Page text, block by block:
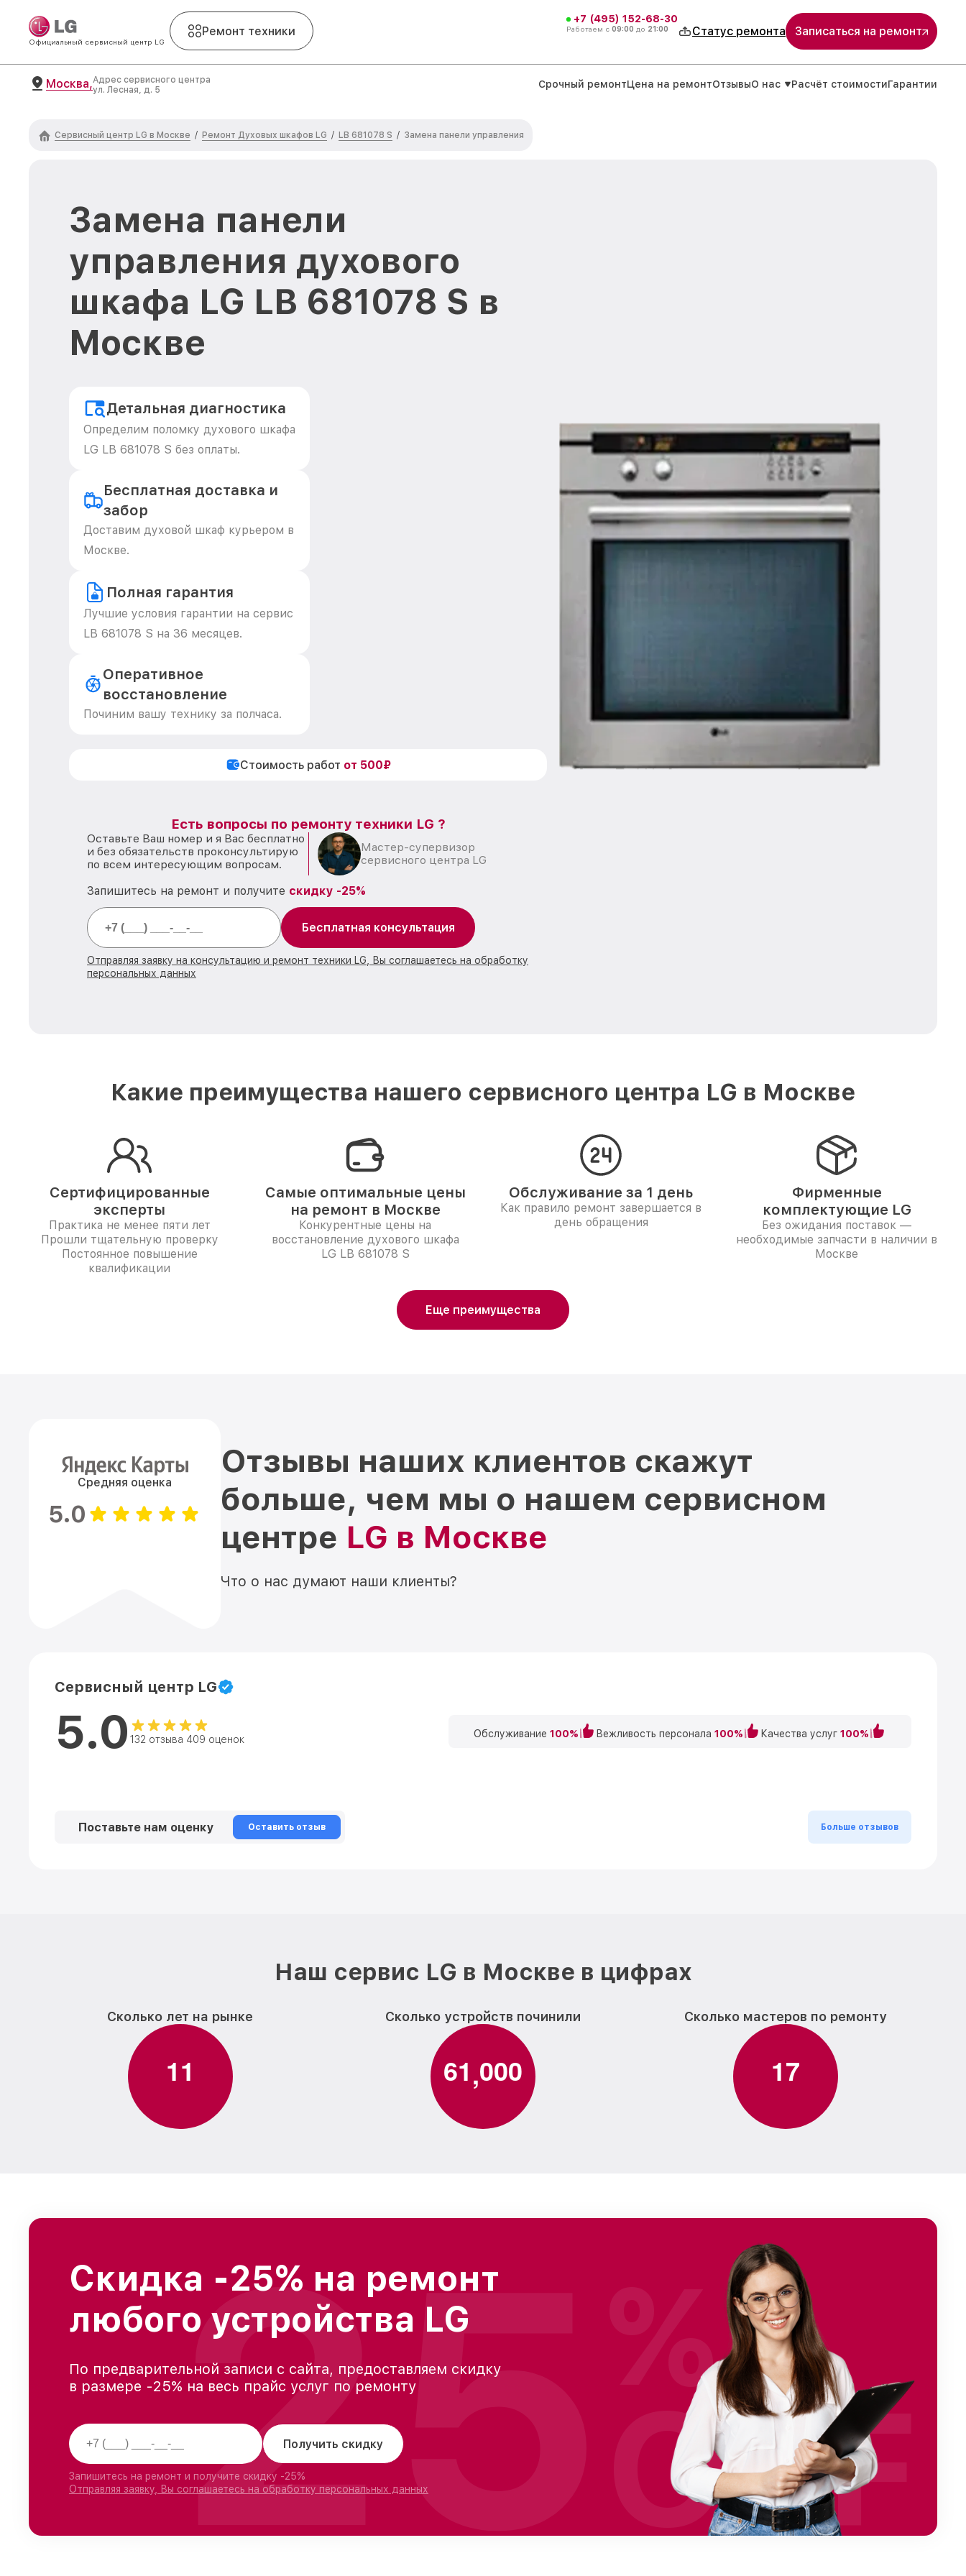
Официальный сервисный центр LG
Ремонт техники
+7 (495) 152-68-30
Работаем с 09:00 до 21:00 Статус ремонта Записаться на ремонт
Москва,Адрес сервисного центра
ул. Лесная, д. 5
Срочный ремонтЦена на ремонтОтзывыО нас Расчёт стоимостиГарантии
Сервисный центр LG в Москве / Ремонт Духовых шкафов LG / LB 681078 S / Замена панели управления
Замена панели
управления духового
шкафа LG LB 681078 S в
Москве
Детальная диагностика
Определим поломку духового шкафа
LG LB 681078 S без оплаты.
Бесплатная доставка и
забор
Доставим духовой шкаф курьером в
Москве.
Полная гарантия
Лучшие условия гарантии на сервис
LB 681078 S на 36 месяцев.
Оперативное
восстановление
Починим вашу технику за полчаса.
Стоимость работ от 500₽
Есть вопросы по ремонту техники LG ?
Оставьте Ваш номер и я Вас бесплатно
и без обязательств проконсультирую
по всем интересующим вопросам.
Мастер-супервизор
сервисного центра LG
Запишитесь на ремонт и получите скидку -25%
Бесплатная консультация
Отправляя заявку на консультацию и ремонт техники LG, Вы соглашаетесь на обработку
персональных данных
Какие преимущества нашего сервисного центра LG в Москве
Сертифицированные
эксперты
Практика не менее пяти лет
Прошли тщательную проверку
Постоянное повышение
квалификации
Самые оптимальные цены
на ремонт в Москве
Конкурентные цены на
восстановление духового шкафа
LG LB 681078 S
Обслуживание за 1 день
Как правило ремонт завершается в
день обращения
Фирменные
комплектующие LG
Без ожидания поставок —
необходимые запчасти в наличии в
Москве
Еще преимущества
Средняя оценка
5.0
Отзывы наших клиентов скажут
больше, чем мы о нашем сервисном
центре LG в Москве
Что о нас думают наши клиенты?
Сервисный центр LG
5.0 132 отзыва 409 оценок Обслуживание 100% Вежливость персонала 100% Качества услуг 100%
Поставьте нам оценку Оставить отзыв Больше отзывов
Наш сервис LG в Москве в цифрах
Сколько лет на рынке
11
Сколько устройств починили
61,000
Сколько мастеров по ремонту
17
Скидка -25% на ремонт
любого устройства LG
По предварительной записи с сайта, предоставляем скидку
в размере -25% на весь прайс услуг по ремонту
Получить скидку
Запишитесь на ремонт и получите скидку -25%
Отправляя заявку, Вы соглашаетесь на обработку персональных данных
25 %
OFF